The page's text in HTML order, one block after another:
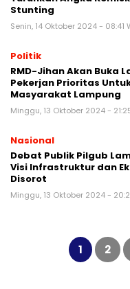
Stunting
Senin, 14 Oktober 2024 - 08:41
Politik
RMD-Jihan Akan Buka
Pekerjan Prioritas
Masyarakat Lampung
Minggu, 13 Oktober 2024 -
Nasional
Debat Publik Pilgub
Visi Infrastruktur dan
Disorot
Minggu, 13 Oktober 2024 -
Paginasi
1 2